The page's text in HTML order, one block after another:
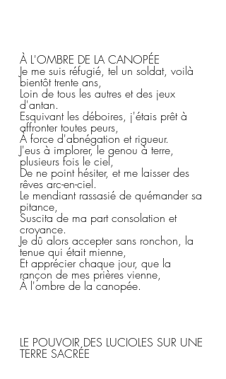
À L'OMBRE DE LA CANOPÉE
Je me suis réfugié, tel un soldat, voilà
bientôt trente ans,
Loin de tous les autres et des jeux
d'antan.
Esquivant les déboires, j'étais prêt à
affronter toutes peurs,
À force d'abnégation et rigueur.
J'eus à implorer, le genou à terre,
plusieurs fois le ciel,
De ne point hésiter, et me laisser des
rêves arc-en-ciel.
Le mendiant rassasié de quémander sa
pitance,
Suscita de ma part consolation et
croyance.
Je dû alors accepter sans ronchon, la
tenue qui était mienne,
Et apprécier chaque jour, que la
rançon de mes prières vienne,
À l'ombre de la canopée.
LE POUVOIR DES LUCIOLES SUR UNE
TERRE SACRÉE